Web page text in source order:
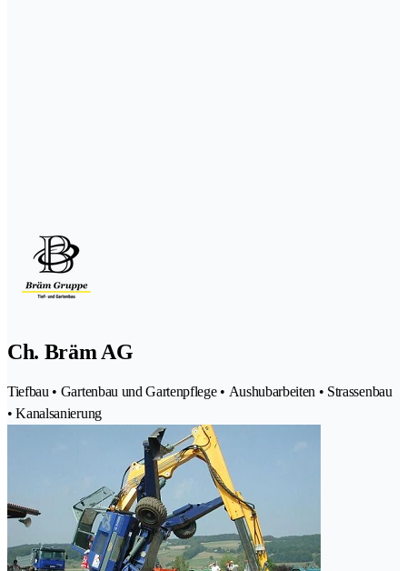
Ch. Bräm AG
Tiefbau • Gartenbau und Gartenpflege • Aushubarbeiten • Strassenbau
• Kanalsanierung